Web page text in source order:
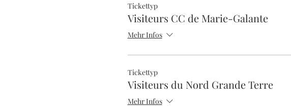
Tickettyp
Visiteurs CC de Marie-Galante
Mehr Infos
Tickettyp
Visiteurs du Nord Grande Terre
Mehr Infos